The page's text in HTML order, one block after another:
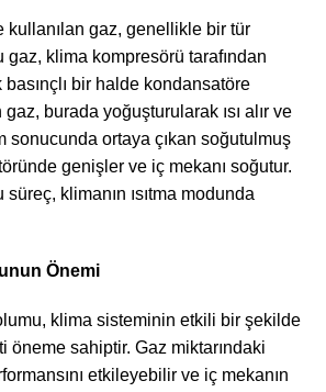
kullanılan gaz, genellikle bir tür
gaz, klima kompresörü tarafından
basınçlı bir halde kondansatöre
burada yoğuşturularak ısı alır ve
sonucunda ortaya çıkan soğutulmuş
genişler ve iç mekanı soğutur.
süreç, klimanın ısıtma modunda
Önemi
klima sisteminin etkili bir şekilde
öneme sahiptir. Gaz miktarındaki
etkileyebilir ve iç mekanın